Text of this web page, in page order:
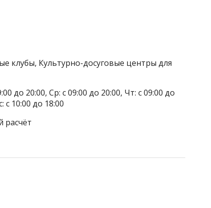
клубы, Культурно-досуговые центры для
до 20:00, Ср: с 09:00 до 20:00, Чт: с 09:00 до
с 10:00 до 18:00
расчёт